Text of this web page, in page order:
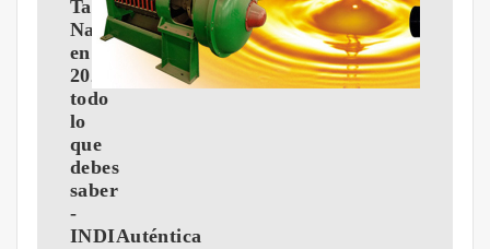
Tamil
Nadu
en
2024:
todo
lo
que
debes
saber
-
INDIAuténtica